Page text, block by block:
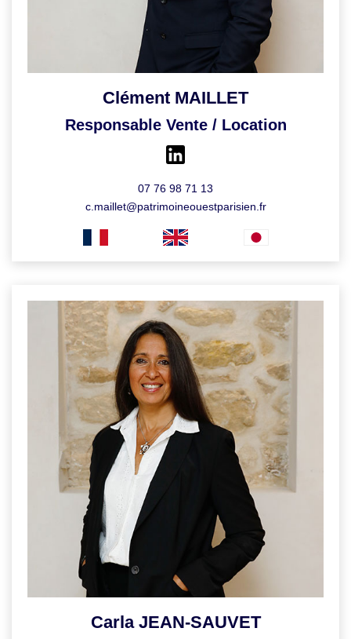
Clément MAILLET
Responsable Vente / Location
07 76 98 71 13
c.maillet@patrimoineouestparisien.fr
Carla JEAN-SAUVET